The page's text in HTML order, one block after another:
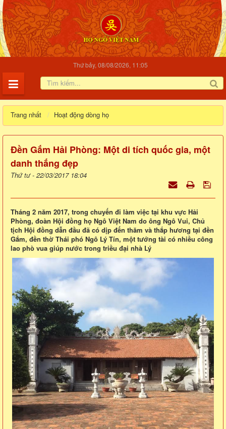
Thứ bảy, 08/08/2026, 11:05
Trang nhất Hoạt động dòng họ
Đền Gắm Hải Phòng: Một di tích quốc gia, một
danh thắng đẹp
Thứ tư - 22/03/2017 18:04
Tháng 2 năm 2017, trong chuyến đi làm việc tại khu vực Hải
Phòng, đoàn Hội đồng họ Ngô Việt Nam do ông Ngô Vui, Chủ
tịch Hội đồng dẫn đầu đã có dịp đến thăm và thắp hương tại đền
Gắm, đền thờ Thái phó Ngô Lý Tín, một tướng tài có nhiều công
lao phò vua giúp nước trong triều đại nhà Lý